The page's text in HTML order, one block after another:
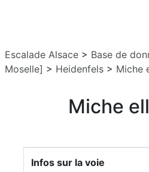
Escalade Alsace > Base de
Moselle] > Heidenfels > Miche
Miche
Infos sur la voie